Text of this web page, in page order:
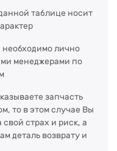
таблице носит
необходимо лично
менеджерами по
запчасть
то в этом случае Вы
страх и риск, а
деталь возврату и